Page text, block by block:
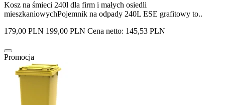
Kosz na śmieci 240l dla firm i małych osiedli
mieszkaniowychPojemnik na odpady 240L ESE grafitowy to..
179,00 PLN 199,00 PLN Cena netto: 145,53 PLN
Promocja